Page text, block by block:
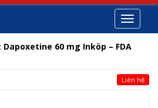
Toggle
60 mg Inköp – FDA
Liên hệ